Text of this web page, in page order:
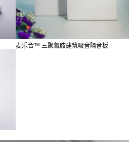
麦乐合™ 三聚氰胺建筑吸音隔音板